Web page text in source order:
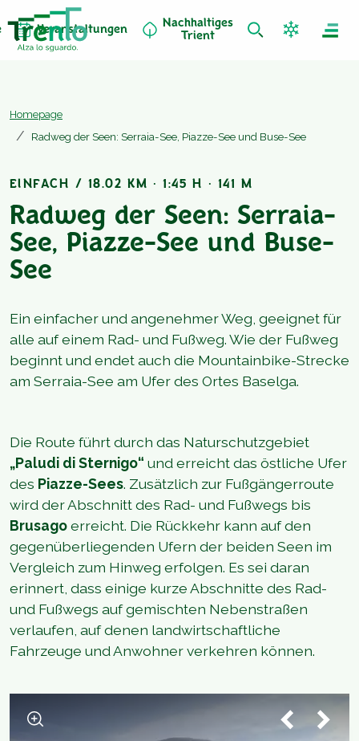
Veranstaltungen
Nachhaltiges
Trient
Homepage
Radweg der Seen: Serraia-See, Piazze-See und Buse-See
Radweg der Seen: Serraia-
See, Piazze-See und Buse-
See
EINFACH / 18.02 KM · 1:45 H · 141 M
Ein einfacher und angenehmer Weg, geeignet für
alle auf einem Rad- und Fußweg. Wie der Fußweg
beginnt und endet auch die Mountainbike-Strecke
am Serraia-See am Ufer des Ortes Baselga.
Die Route führt durch das Naturschutzgebiet
„Paludi di Sternigo“ und erreicht das östliche Ufer
des Piazze-Sees. Zusätzlich zur Fußgängerroute
wird der Abschnitt des Rad- und Fußwegs bis
Brusagoerreicht. Die Rückkehr kann auf den
gegenüberliegenden Ufern der beiden Seen im
Vergleich zum Hinweg erfolgen. Es sei daran
erinnert, dass einige kurze Abschnitte des Rad-
und Fußwegs auf gemischten Nebenstraßen
verlaufen, auf denen landwirtschaftliche
Fahrzeuge und Anwohner verkehren können.